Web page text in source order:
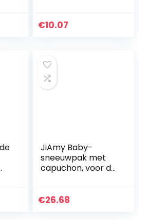
rood
€10.07
JiAmy Baby-
sneeuwpak met
capuchon, voor de
12 maanden.
€26.68